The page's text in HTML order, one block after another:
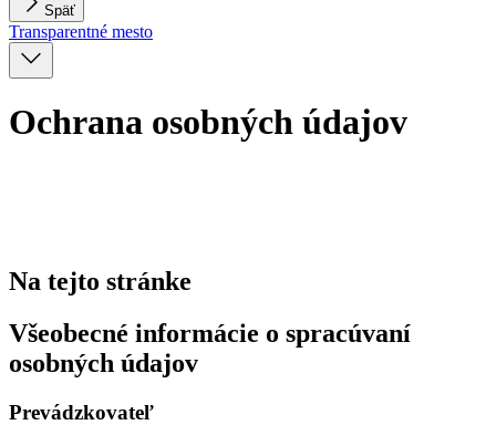
Späť
Transparentné mesto
Ochrana osobných údajov
Na tejto stránke
Všeobecné informácie o spracúvaní
osobných údajov
Prevádzkovateľ